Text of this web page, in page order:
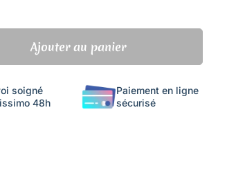
Ajouter au panier
soigné
48h
Paiement en ligne
sécurisé